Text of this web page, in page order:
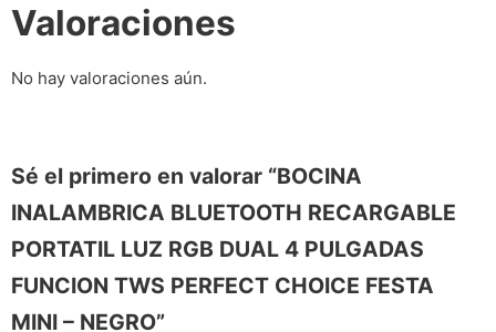
Valoraciones
No hay valoraciones aún.
Sé el primero en valorar “BOCINA
INALAMBRICA BLUETOOTH RECARGABLE
PORTATIL LUZ RGB DUAL 4 PULGADAS
FUNCION TWS PERFECT CHOICE FESTA
MINI – NEGRO”